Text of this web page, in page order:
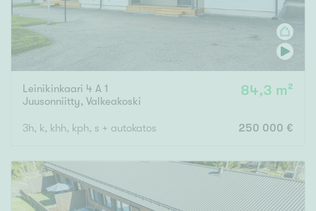
Leinikinkaari 4 A 1
Juusonniitty, Valkeakoski
84,3 m²
3h, k, khh, kph, s + autokatos 250 000 €